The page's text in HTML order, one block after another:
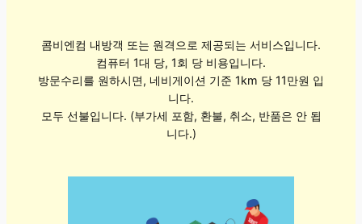
콤비엔컴 내방객 또는 원격으로 제공되는 서비스입니다.
컴퓨터 1대 당, 1회 당 비용입니다.
방문수리를 원하시면, 네비게이션 기준 1km 당 11만원 입
니다.
모두 선불입니다. (부가세 포함, 환불, 취소, 반품은 안 됩
니다.)